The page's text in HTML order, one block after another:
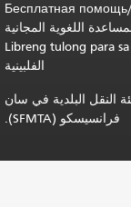
Бесплатная помощь
اللغوية المجانية
Libreng tulong para
الفلبينية
محفوظة © 2013-2025 لهيئة النقل البلدية في سان
فرانسيسكو (SFMTA).